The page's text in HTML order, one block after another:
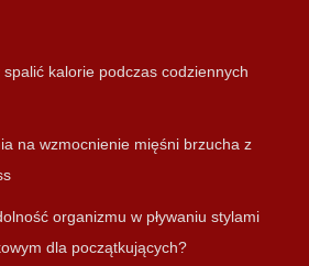
kalorie podczas codziennych
na wzmocnienie mięśni brzucha z
organizmu w pływaniu stylami
dla początkujących?